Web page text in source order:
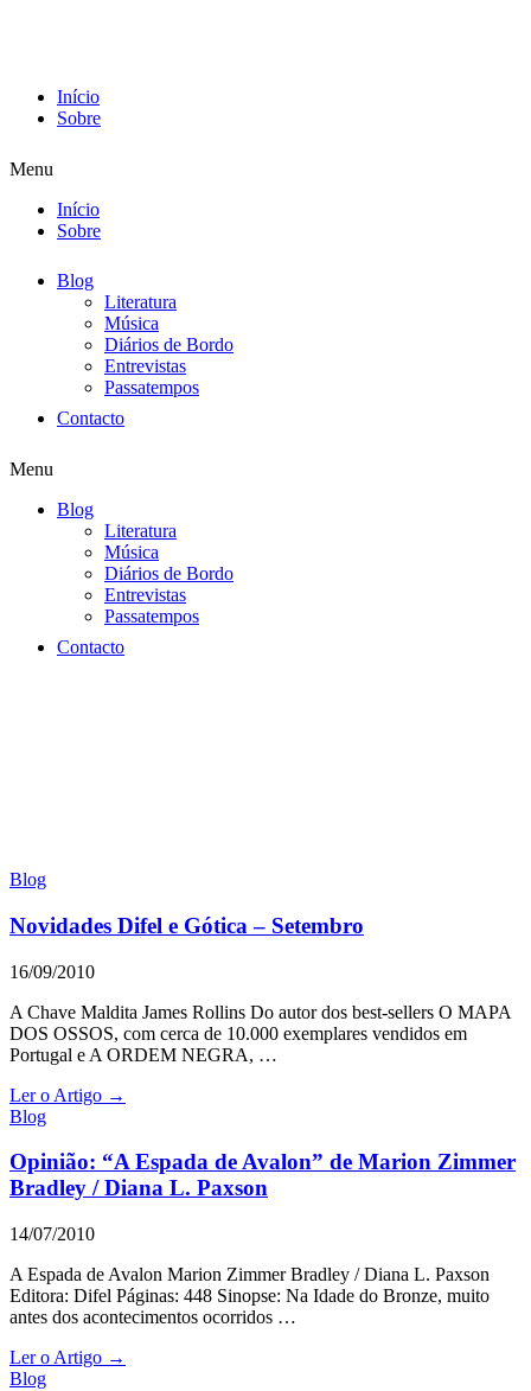
Início
Sobre
Menu
Início
Sobre
Blog
Literatura
Música
Diários de Bordo
Entrevistas
Passatempos
Contacto
Menu
Blog
Literatura
Música
Diários de Bordo
Entrevistas
Passatempos
Contacto
Blog
Novidades Difel e Gótica – Setembro
16/09/2010
A Chave Maldita James Rollins Do autor dos best-sellers O MAPA
DOS OSSOS, com cerca de 10.000 exemplares vendidos em
Portugal e A ORDEM NEGRA, …
Ler o Artigo →
Blog
Opinião: “A Espada de Avalon” de Marion Zimmer
Bradley / Diana L. Paxson
14/07/2010
A Espada de Avalon Marion Zimmer Bradley / Diana L. Paxson
Editora: Difel Páginas: 448 Sinopse: Na Idade do Bronze, muito
antes dos acontecimentos ocorridos …
Ler o Artigo →
Blog